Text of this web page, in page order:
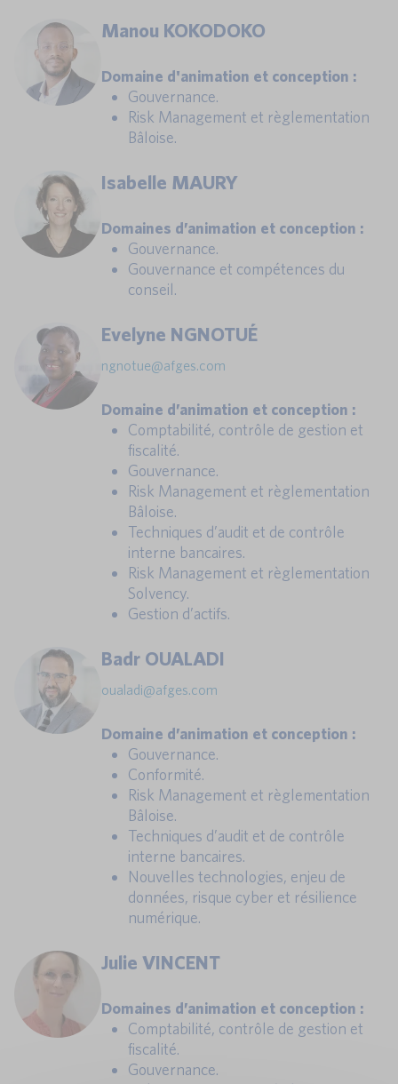
Manou KOKODOKO
Domaine d'animation et conception :
Gouvernance.
Risk Management et règlementation
Bâloise.
Isabelle MAURY
Domaines d’animation et conception :
Gouvernance.
Gouvernance et compétences du
conseil.
Evelyne NGNOTUÉ
ngnotue@afges.com
Domaine d’animation et conception :
Comptabilité, contrôle de gestion et
fiscalité.
Gouvernance.
Risk Management et règlementation
Bâloise.
Techniques d’audit et de contrôle
interne bancaires.
Risk Management et règlementation
Solvency.
Gestion d’actifs.
Badr OUALADI
oualadi@afges.com
Domaine d’animation et conception :
Gouvernance.
Conformité.
Risk Management et règlementation
Bâloise.
Techniques d’audit et de contrôle
interne bancaires.
Nouvelles technologies, enjeu de
données, risque cyber et résilience
numérique.
Julie VINCENT
Domaines d’animation et conception :
Comptabilité, contrôle de gestion et
fiscalité.
Gouvernance.